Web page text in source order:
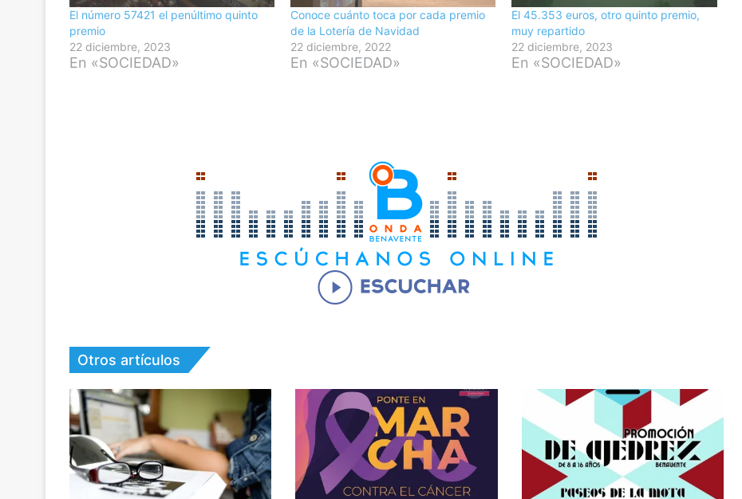
El número 57421 el penúltimo quinto
premio
22 diciembre, 2023
En «SOCIEDAD»
Conoce cuánto toca por cada premio
de la Lotería de Navidad
22 diciembre, 2022
En «SOCIEDAD»
El 45.353 euros, otro quinto premio,
muy repartido
22 diciembre, 2023
En «SOCIEDAD»
Otros artículos